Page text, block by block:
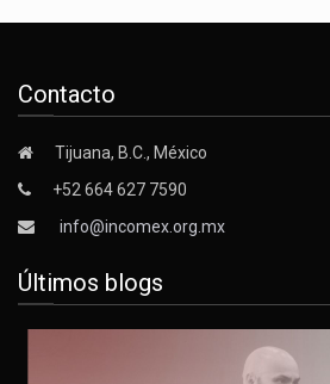
Contacto
Tijuana, B.C., México
+52 664 627 7590
info@incomex.org.mx
Últimos blogs